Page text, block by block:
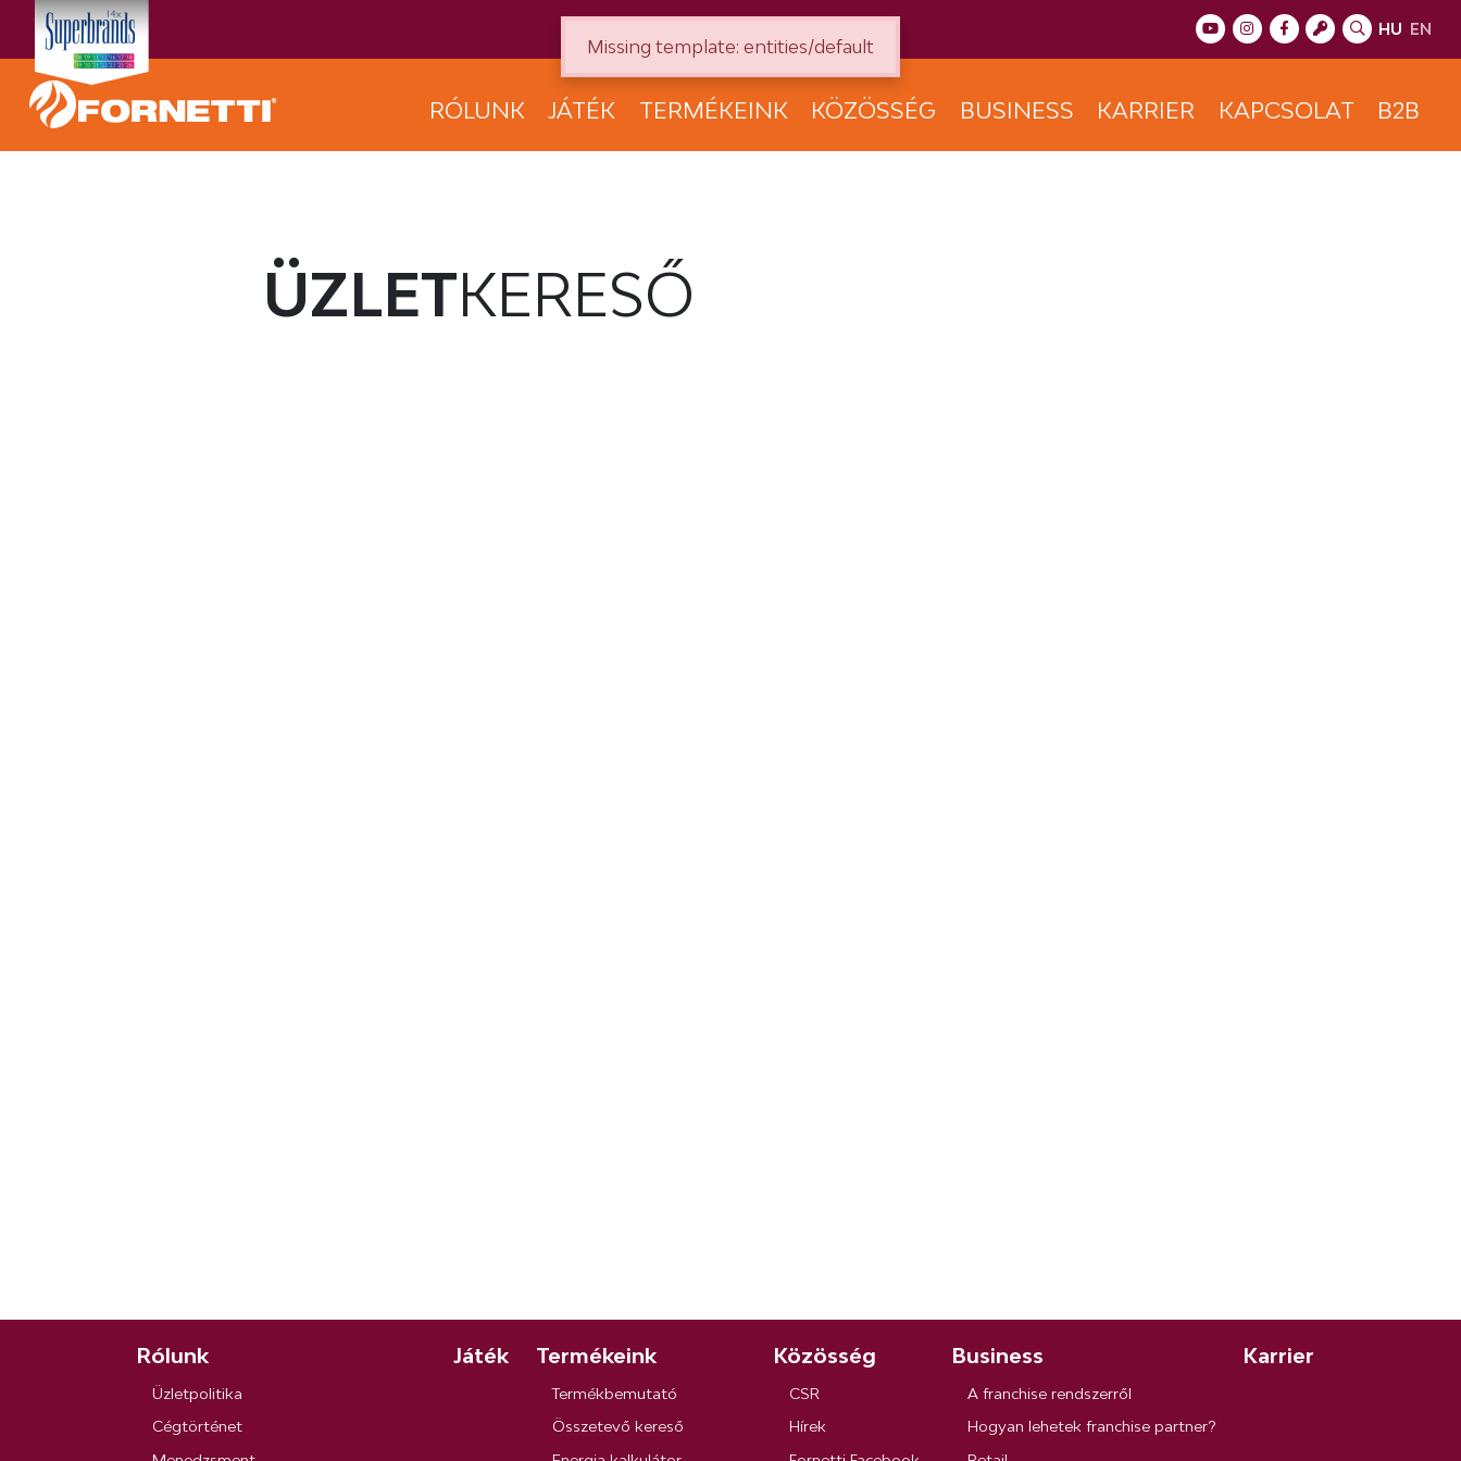
HU EN
RÓLUNK JÁTÉK TERMÉKEINK KÖZÖSSÉG BUSINESS KARRIER KAPCSOLAT B2B
ÜZLETKERESŐ
Rólunk
Üzletpolitika
Cégtörténet
Játék Termékeink
Termékbemutató
Összetevő kereső
Közösség
CSR
Hírek
Business
A franchise rendszerről
Hogyan lehetek franchise partner?
Karrier
Missing template: entities/default